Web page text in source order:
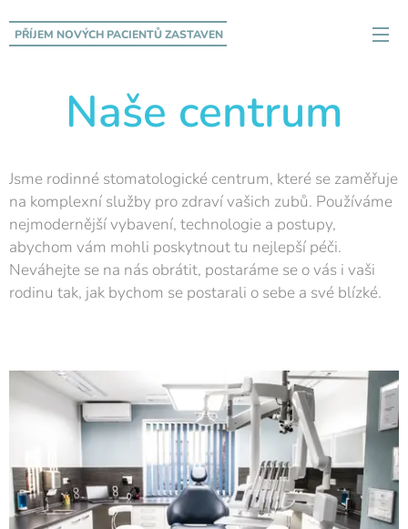
PŘÍJEM NOVÝCH PACIENTŮZASTAVEN
Naše centrum
Jsme rodinné stomatologické centrum, které se zaměřuje
na komplexní služby pro zdraví vašich zubů. Používáme
nejmodernější vybavení, technologie a postupy,
abychom vám mohli poskytnout tu nejlepší péči.
Neváhejte se na nás obrátit, postaráme se o vás i vaši
rodinu tak, jak bychom se postarali o sebe a své blízké.